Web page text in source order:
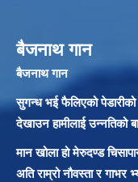
बैजनाथ गान
बैजनाथ गान
सुगन्ध भई फैलिएको पेडारीको
देखाउन हामीलाई उन्नतिको
मान खोला हो मेरुदण्ड
अति राम्रो नौवस्ता र गाभर